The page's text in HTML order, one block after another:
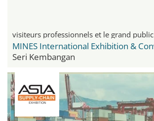
visiteurs professionnels et le grand public
Seri Kembangan